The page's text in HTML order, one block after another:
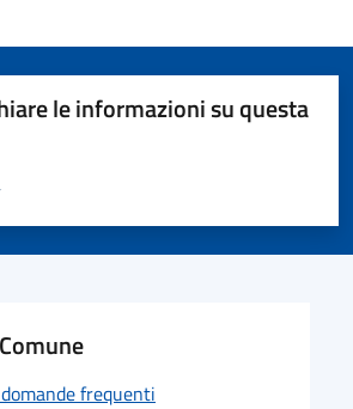
le informazioni su questa
5 stelle su 5
stelle su 5
su 5
5
frequenti